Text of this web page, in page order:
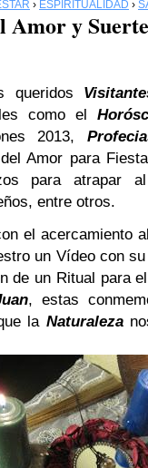
› ESPIRITUALIDAD ›
y
queridos
como el
2013,
Amor para
para atrapar
entre otros.
el acercamiento al
un Vídeo con
de un Ritual para
, estas
la Naturaleza